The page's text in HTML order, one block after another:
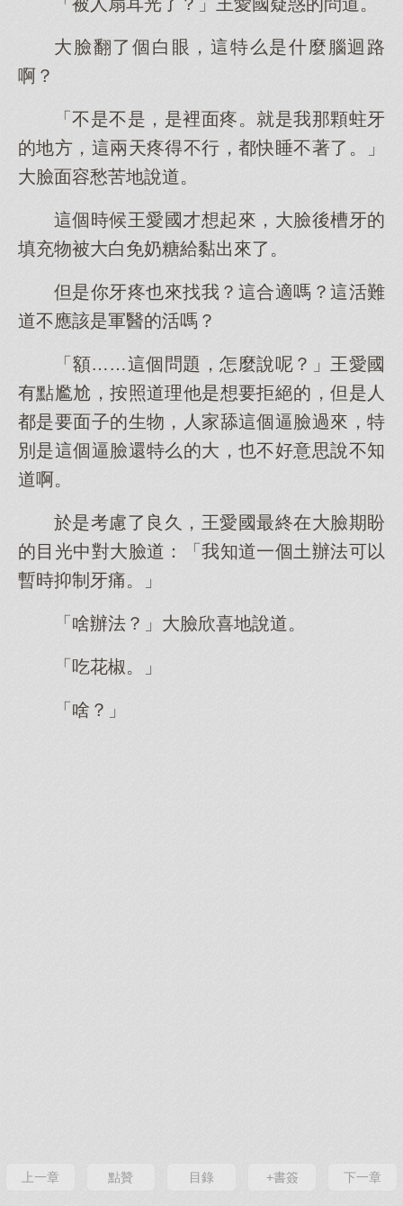
大臉翻了個白眼，這特么是什麼腦迴路
啊？
「不是不是，是裡面疼。就是我那顆蛀牙
的地方，這兩天疼得不行，都快睡不著了。」
大臉面容愁苦地說道。
這個時候王愛國才想起來，大臉後槽牙的
填充物被大白免奶糖給黏出來了。
但是你牙疼也來找我？這合適嗎？這活難
道不應該是軍醫的活嗎？
「額……這個問題，怎麼說呢？」王愛國
有點尷尬，按照道理他是想要拒絕的，但是人
都是要面子的生物，人家舔這個逼臉過來，特
別是這個逼臉還特么的大，也不好意思說不知
道啊。
於是考慮了良久，王愛國最終在大臉期盼
的目光中對大臉道：「我知道一個土辦法可以
暫時抑制牙痛。」
「啥辦法？」大臉欣喜地說道。
「吃花椒。」
「啥？」
上一章 點贊 目錄 +書簽 下一章